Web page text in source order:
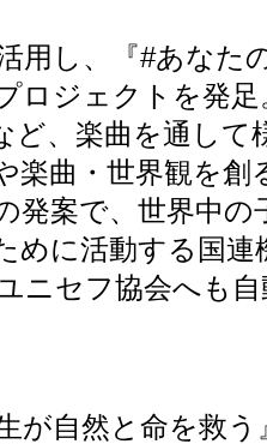
用し、『#あなた
ロジェクトを発足
ど、楽曲を通して
楽曲・世界観を創
発案で、世界中の
めに活動する国連
ニセフ協会へも
が自然と命を救う